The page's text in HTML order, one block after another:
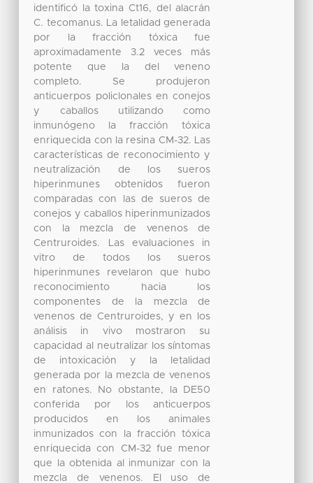
identificó la toxina Ct16, del alacrán
C. tecomanus. La letalidad generada
por la fracción tóxica fue
aproximadamente 3.2 veces más
potente que la del veneno
completo. Se produjeron
anticuerpos policlonales en conejos
y caballos utilizando como
inmunógeno la fracción tóxica
enriquecida con la resina CM-32. Las
características de reconocimiento y
neutralización de los sueros
hiperinmunes obtenidos fueron
comparadas con las de sueros de
conejos y caballos hiperinmunizados
con la mezcla de venenos de
Centruroides. Las evaluaciones in
vitro de todos los sueros
hiperinmunes revelaron que hubo
reconocimiento hacia los
componentes de la mezcla de
venenos de Centruroides, y en los
análisis in vivo mostraron su
capacidad al neutralizar los síntomas
de intoxicación y la letalidad
generada por la mezcla de venenos
en ratones. No obstante, la DE50
conferida por los anticuerpos
producidos en los animales
inmunizados con la fracción tóxica
enriquecida con CM-32 fue menor
que la obtenida al inmunizar con la
mezcla de venenos. El uso de